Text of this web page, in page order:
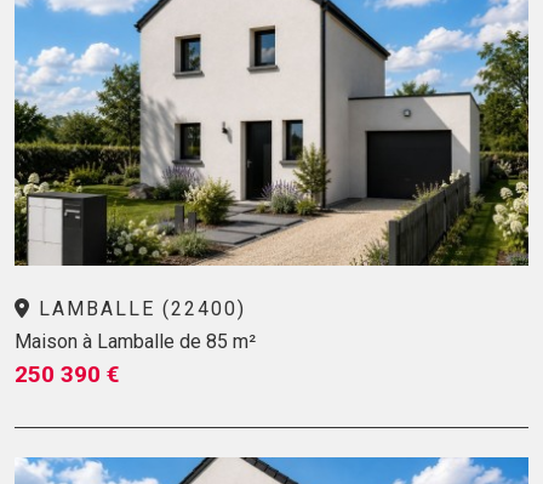
LAMBALLE (22400)
Maison à Lamballe de 85 m²
250 390 €